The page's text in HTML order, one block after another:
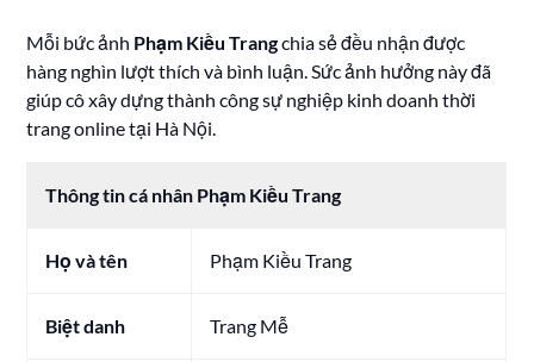
Mỗi bức ảnh Phạm Kiều Trangchia sẻ đều nhận được
hàng nghìn lượt thích và bình luận. Sức ảnh hưởng này đã
giúp cô xây dựng thành công sự nghiệp kinh doanh thời
trang online tại Hà Nội.
Thông tin cá nhân Phạm Kiều Trang
Họ và tên Phạm Kiều Trang
Biệt danh Trang Mễ